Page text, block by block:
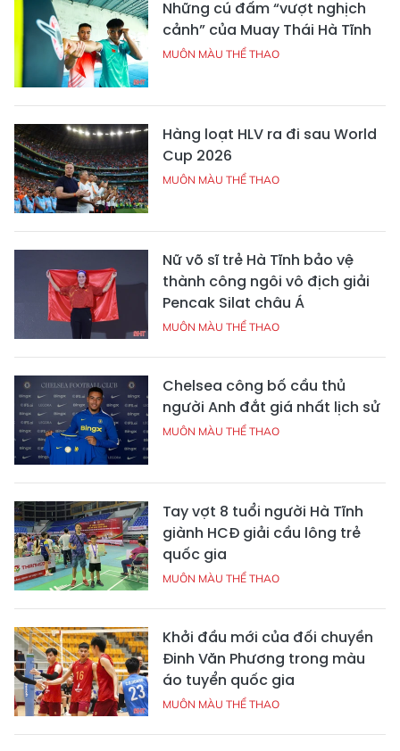
Những cú đấm “vượt nghịch
cảnh” của Muay Thái Hà Tĩnh
MUÔN MÀU THỂ THAO
Hàng loạt HLV ra đi sau World
Cup 2026
MUÔN MÀU THỂ THAO
Nữ võ sĩ trẻ Hà Tĩnh bảo vệ
thành công ngôi vô địch giải
Pencak Silat châu Á
MUÔN MÀU THỂ THAO
Chelsea công bố cầu thủ
người Anh đắt giá nhất lịch sử
MUÔN MÀU THỂ THAO
Tay vợt 8 tuổi người Hà Tĩnh
giành HCĐ giải cầu lông trẻ
quốc gia
MUÔN MÀU THỂ THAO
Khởi đầu mới của đối chuyền
Đinh Văn Phương trong màu
áo tuyển quốc gia
MUÔN MÀU THỂ THAO